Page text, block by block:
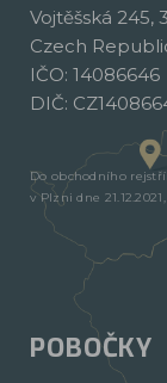
Vojtěšská 245,
Czech
IČO: 14086646
DIČ:
Do obchodního
v Plzni dne
POBOČKY